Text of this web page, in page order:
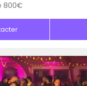
800€